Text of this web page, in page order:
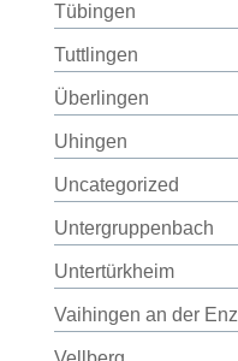
Tübingen
Tuttlingen
Überlingen
Uhingen
Uncategorized
Untergruppenbach
Untertürkheim
Vaihingen an der Enz